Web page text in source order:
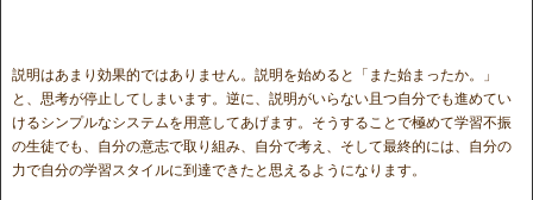
説明はあまり効果的ではありません。説明を始めると「また始まったか。」
と、思考が停止してしまいます。逆に、説明がいらない且つ自分でも進めてい
けるシンプルなシステムを用意してあげます。そうすることで極めて学習不振
の生徒でも、自分の意志で取り組み、自分で考え、そして最終的には、自分の
力で自分の学習スタイルに到達できたと思えるようになります。